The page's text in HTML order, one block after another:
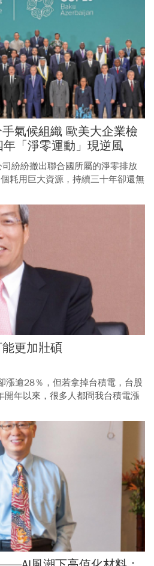
氣候組織 歐美大企業檢
「淨零運動」現逆風
紛紛撤出聯合國所屬的淨零排放
耗用巨大資源，持續三十年卻還無
更加壯碩
漲逾28％，但若拿掉台積電，台股
年以來，很多人都問我台積電漲